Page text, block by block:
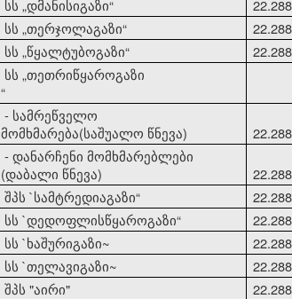
სს„დმანისიგაზი“ 22.288
სს„თერჯოლაგაზი“ 22.288
სს„წყალტუბოგაზი“ 22.288
სს„თეთრიწყაროგაზი
“
- სამრეწველო
მომხმარება(საშუალო წნევა)
22.288
- დანარჩენი მომხმარებლები
(დაბალი წნევა)
22.288
შპს `სამტრედიაგაზი“ 22.288
სს `დედოფლისწყაროგაზი“ 22.288
სს `ხაშურიგაზი~ 22.288
სს `თელავიგაზი~ 22.288
შპს "აირი" 22.288